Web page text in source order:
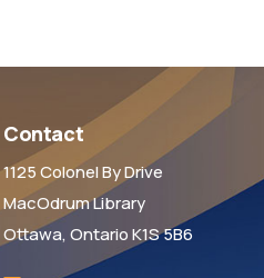
Contact
1125 Colonel By Drive
MacOdrum Library
Ottawa, Ontario K1S 5B6